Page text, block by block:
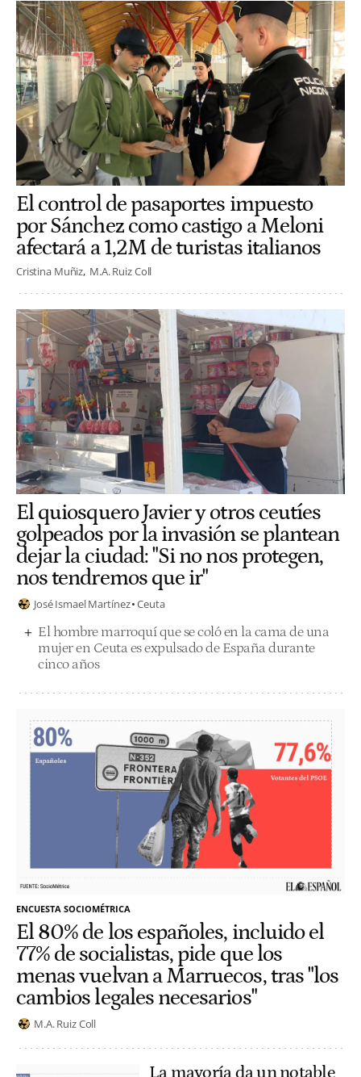
El control de pasaportes impuesto
por Sánchez como castigo a Meloni
afectará a 1,2M de turistas italianos
Cristina Muñiz M.A. Ruiz Coll
El quiosquero Javier y otros ceutíes
golpeados por la invasión se plantean
dejar la ciudad: "Si no nos protegen,
nos tendremos que ir"
José Ismael Martínez Ceuta
El hombre marroquí que se coló en la cama de una
mujer en Ceuta es expulsado de España durante
cinco años
ENCUESTA SOCIOMÉTRICA
El 80% de los españoles, incluido el
77% de socialistas, pide que los
menas vuelvan a Marruecos, tras "los
cambios legales necesarios"
M.A. Ruiz Coll
La mayoría da un notable